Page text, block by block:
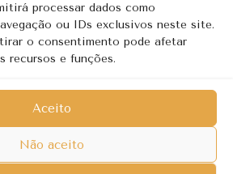
processar dados como
ou IDs exclusivos neste site.
o consentimento pode afetar
recursos e funções.
Aceito
Não aceito- Psicologia Clínica. Todos os